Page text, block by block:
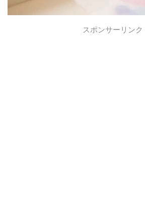
スポンサーリンク